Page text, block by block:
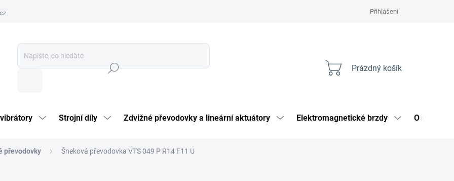
Přihlášení
Nákupní
Prázdný košík
Strojní díly Zdvižné převodovky a lineární aktuátory Elektromagnetické brzdy O nás
převodovky Šneková převodovka VTS 049 P R14 F11 U